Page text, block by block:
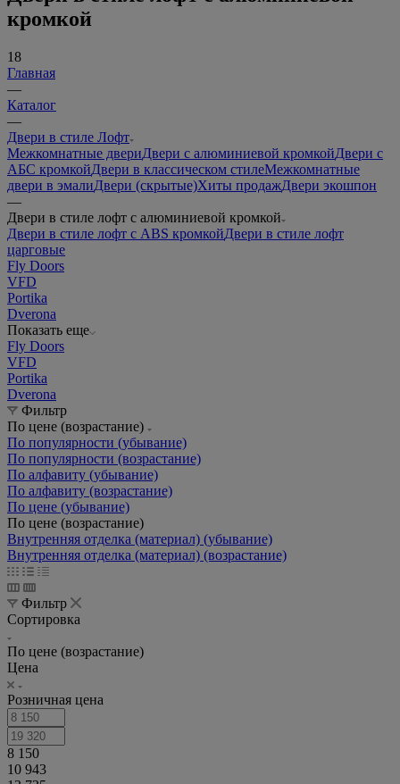
кромкой
18
Главная
—
Каталог
—
Двери в стиле Лофт
Межкомнатные двериДвери с алюминиевой кромкойДвери с
АБС кромкойДвери в классическом стилеМежкомнатные
двери в эмалиДвери (скрытые)Хиты продажДвери экошпон
—
Двери в стиле лофт с алюминиевой кромкой
Двери в стиле лофт с ABS кромкойДвери в стиле лофт
царговые
Fly Doors
VFD
Portika
Dverona
Показать еще
Fly Doors
VFD
Portika
Dverona
Фильтр
По цене (возрастание)
По популярности (убывание)
По популярности (возрастание)
По алфавиту (убывание)
По алфавиту (возрастание)
По цене (убывание)
По цене (возрастание)
Внутренняя отделка (материал) (убывание)
Внутренняя отделка (материал) (возрастание)
Фильтр
Сортировка
По цене (возрастание)
Цена
Розничная цена
8 150
10 943